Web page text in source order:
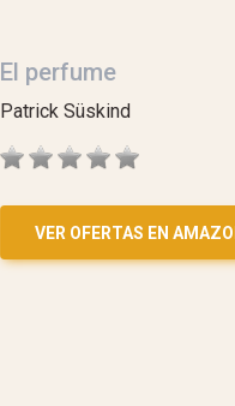
El perfume
Patrick Süskind
VER OFERTAS EN